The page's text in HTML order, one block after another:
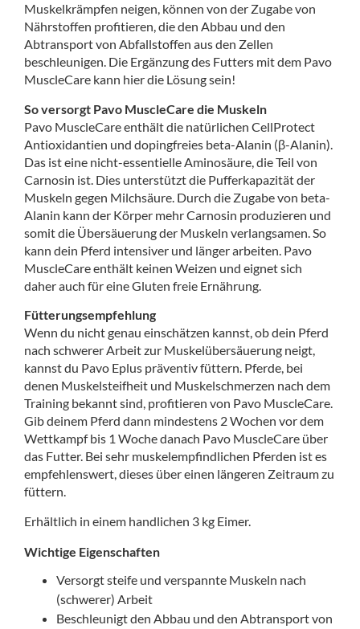
Muskelkrämpfen neigen, können von der Zugabe von
Nährstoffen profitieren, die den Abbau und den
Abtransport von Abfallstoffen aus den Zellen
beschleunigen. Die Ergänzung des Futters mit dem Pavo
MuscleCare kann hier die Lösung sein!
So versorgt Pavo MuscleCare die Muskeln
Pavo MuscleCare enthält die natürlichen CellProtect
Antioxidantien und dopingfreies beta-Alanin (β-Alanin).
Das ist eine nicht-essentielle Aminosäure, die Teil von
Carnosin ist. Dies unterstützt die Pufferkapazität der
Muskeln gegen Milchsäure. Durch die Zugabe von beta-
Alanin kann der Körper mehr Carnosin produzieren und
somit die Übersäuerung der Muskeln verlangsamen. So
kann dein Pferd intensiver und länger arbeiten. Pavo
MuscleCare enthält keinen Weizen und eignet sich
daher auch für eine Gluten freie Ernährung.
Fütterungsempfehlung
Wenn du nicht genau einschätzen kannst, ob dein Pferd
nach schwerer Arbeit zur Muskelübersäuerung neigt,
kannst du Pavo Eplus präventiv füttern. Pferde, bei
denen Muskelsteifheit und Muskelschmerzen nach dem
Training bekannt sind, profitieren von Pavo MuscleCare.
Gib deinem Pferd dann mindestens 2 Wochen vor dem
Wettkampf bis 1 Woche danach Pavo MuscleCare über
das Futter. Bei sehr muskelempfindlichen Pferden ist es
empfehlenswert, dieses über einen längeren Zeitraum zu
füttern.
Erhältlich in einem handlichen 3 kg Eimer.
Wichtige Eigenschaften
Versorgt steife und verspannte Muskeln nach
(schwerer) Arbeit
Beschleunigt den Abbau und den Abtransport von